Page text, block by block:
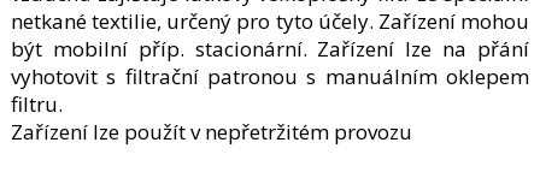
netkané textilie, určený pro tyto účely. Zařízení mohou
být mobilní příp. stacionární. Zařízení lze na přání
vyhotovit s filtrační patronou s manuálním oklepem
filtru.
Zařízení lze použít v nepřetržitém provozu